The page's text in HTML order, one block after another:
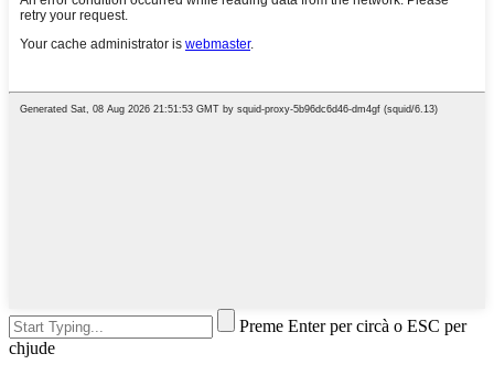
Preme Enter per circà o ESC per
chjude